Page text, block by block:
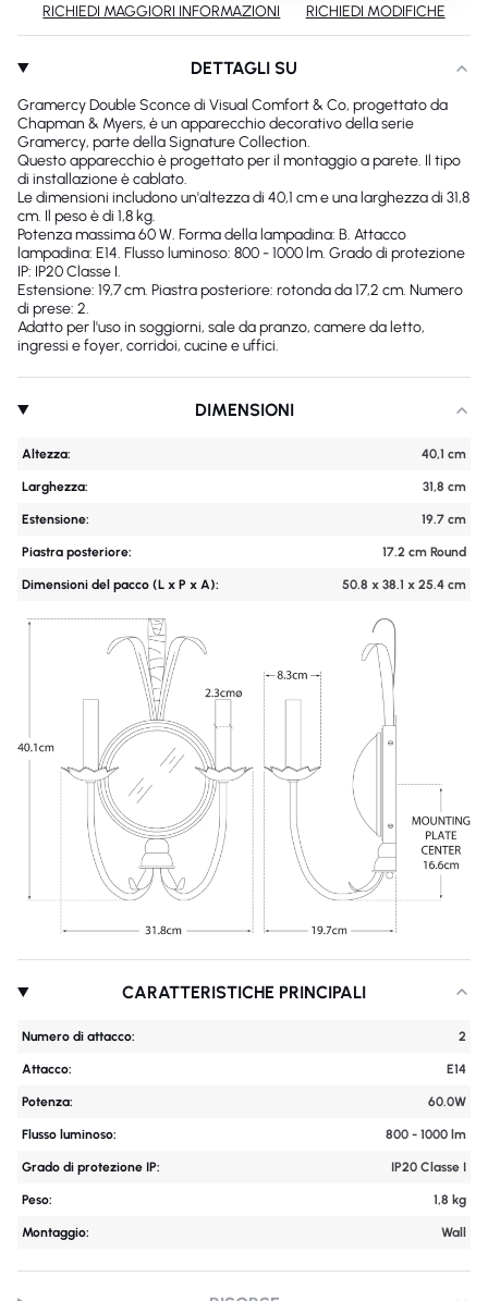
DETTAGLI SU
Gramercy Double Sconce di Visual Comfort & Co, progettato da
Chapman & Myers, è un apparecchio decorativo della serie
Gramercy, parte della Signature Collection.
Questo apparecchio è progettato per il montaggio a parete. Il tipo
di installazione è cablato.
Le dimensioni includono un'altezza di 40,1 cm e una larghezza di 31,8
cm. Il peso è di 1,8 kg.
Potenza massima 60 W. Forma della lampadina: B. Attacco
lampadina: E14. Flusso luminoso: 800 - 1000 lm. Grado di protezione
IP: IP20 Classe I.
Estensione: 19,7 cm. Piastra posteriore: rotonda da 17,2 cm. Numero
di prese: 2.
Adatto per l'uso in soggiorni, sale da pranzo, camere da letto,
ingressi e foyer, corridoi, cucine e uffici.
DIMENSIONI
Altezza: 40,1 cm
Larghezza: 31,8 cm
Estensione: 19.7 cm
Piastra posteriore: 17.2 cm Round
Dimensioni del pacco (L x P x A): 50.8 x 38.1 x 25.4 cm
CARATTERISTICHE PRINCIPALI
Numero di attacco: 2
Attacco: E14
Potenza: 60.0W
Flusso luminoso: 800 - 1000 lm
Grado di protezione IP: IP20 Classe I
Peso: 1,8 kg
Montaggio: Wall
RICHIEDI MAGGIORI INFORMAZIONI RICHIEDI MODIFICHE